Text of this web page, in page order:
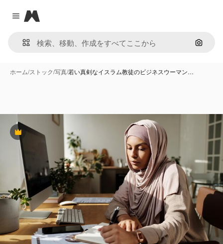
Close menu
Magnific
画像で
ホーム/ストック/写真/若い真剣なイスラム教徒のビジネスウーマン…
Premium